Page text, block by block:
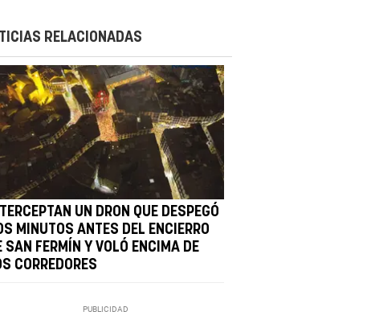
RELACIONADAS
UN DRON QUE DESPEGÓ
MINUTOS ANTES DEL ENCIERRO
SAN FERMÍN Y VOLÓ ENCIMA DE
CORREDORES